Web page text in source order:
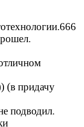
(в придачу
подводил.